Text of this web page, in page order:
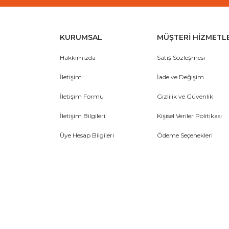
KURUMSAL
Hakkımızda
İletişim
İletişim Formu
İletişim Bilgileri
Üye Hesap Bilgileri
MÜŞTERİ
Satış Sözleşmesi
İade ve Değişim
Gizlilik ve Güvenlik
Kişisel Veriler Politikası
Ödeme Seçenekleri